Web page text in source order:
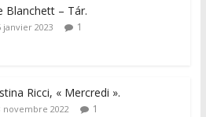
Blanchett – Tár.
janvier 2023 1
Ricci, « Mercredi ».
novembre 2022 1